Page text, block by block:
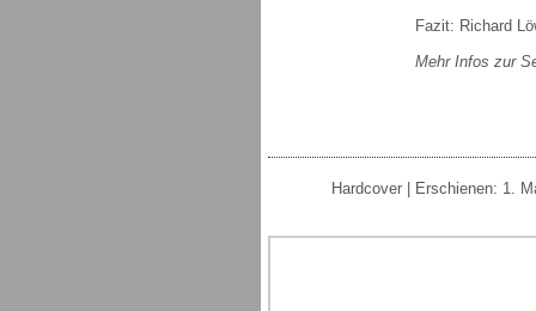
Fazit: Richard
Mehr Infos zur
Hardcover | Erschienen: 1.